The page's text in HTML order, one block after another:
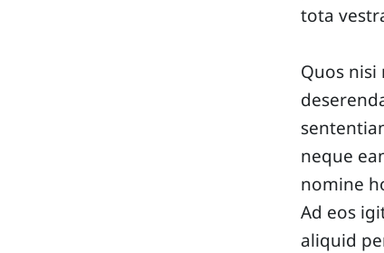
tota
Quos
neque
nomine
Ad eos
aliquid